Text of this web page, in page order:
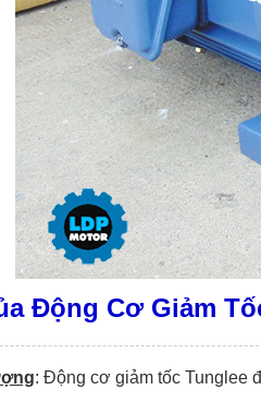
Động Cơ Giảm
: Động cơ giảm tốc Tunglee